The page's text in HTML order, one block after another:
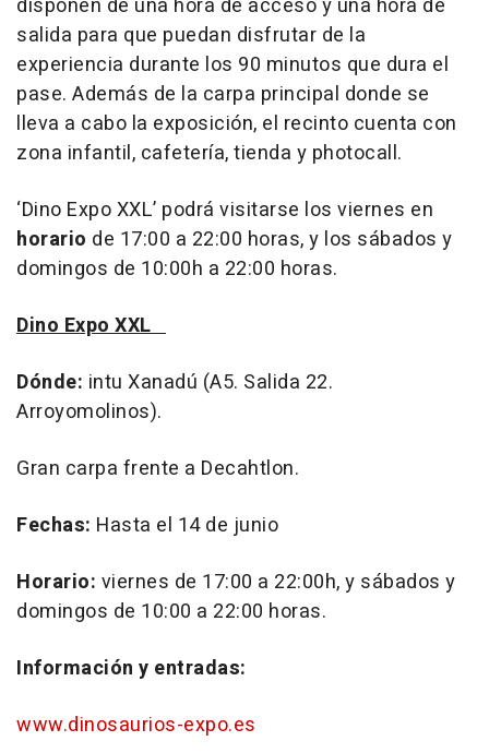
disponen de una hora de acceso y una hora de
salida para que puedan disfrutar de la
experiencia durante los 90 minutos que dura el
pase. Además de la carpa principal donde se
lleva a cabo la exposición, el recinto cuenta con
zona infantil, cafetería, tienda y photocall.
‘Dino Expo XXL’ podrá visitarse los viernes en
horario de 17:00 a 22:00 horas, y los sábados y
domingos de 10:00h a 22:00 horas.
Dino Expo XXL
Dónde: intu Xanadú (A5. Salida 22.
Arroyomolinos).
Gran carpa frente a Decahtlon.
Fechas: Hasta el 14 de junio
Horario: viernes de 17:00 a 22:00h, y sábados y
domingos de 10:00 a 22:00 horas.
Información y entradas:
www.dinosaurios-expo.es